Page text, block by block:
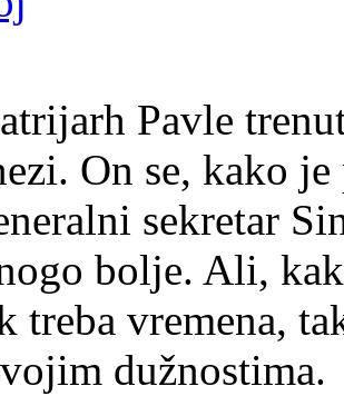
Pavle
On se, kako
sekretar
bolje. Ali,
treba vremena,
dužnostima.